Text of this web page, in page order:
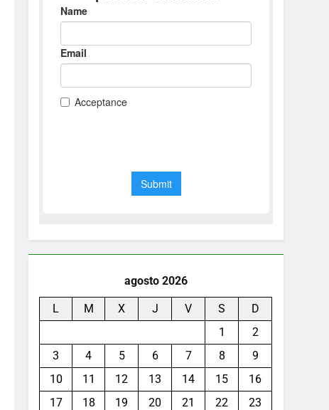
agosto 2026
L M X J V S
D
1
2
3
4 5 6 7 8
9
10
11 12 13 14 15
16
17
18 19 20 21 22
23